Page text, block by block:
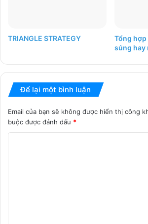
TRIANGLE STRATEGY
Tổng hợp
súng hay
Để lại một bình luận
Email của bạn sẽ không được hiển thị công
buộc được đánh dấu *